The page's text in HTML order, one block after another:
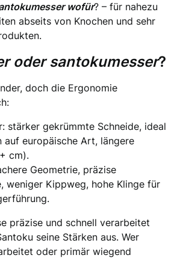
wofür? – für nahezu
abseits von Knochen und sehr
oder santokumesser?
doch die Ergonomie
stärker gekrümmte Schneide, ideal
auf europäische Art, längere
cm).
Geometrie, präzise
weniger Kippweg, hohe Klinge für
präzise und schnell verarbeitet
seine Stärken aus. Wer
oder primär wiegend